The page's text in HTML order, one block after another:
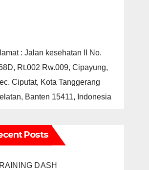
: Jalan kesehatan II No.
Rt.002 Rw.009, Cipayung,
Ciputat, Kota Tanggerang
Banten 15411, Indonesia
Posts
DASH